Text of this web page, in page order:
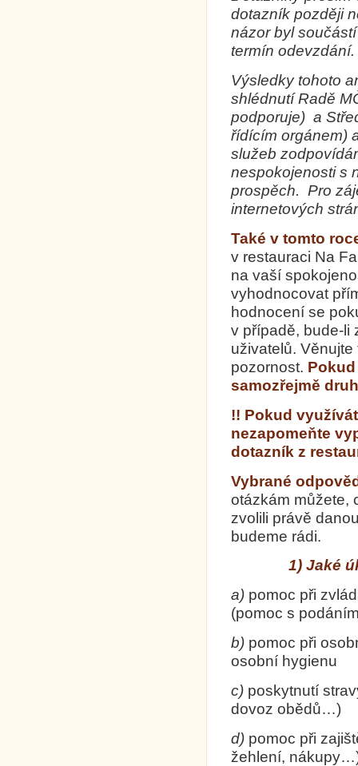
dotazník později
názor byl
termín odevzdání.
Výsledky tohoto
shlédnutí Radě
podporuje) a
řídícím orgánem)
služeb
nespokojenosti s
prospěch. Pro
internetových
Také v tomto
v restauraci Na
na vaší
vyhodnocovat
hodnocení se
v případě, bude-li
uživatelů.
pozornost.
samozřejmě
!! Pokud
nezapomeňte
dotazník z
Vybrané
otázkám můžete,
zvolili právě
budeme rádi.
1) Jaké
a) pomoc při
(pomoc s
b) pomoc při
osobní
c) poskytnutí
dovoz
d) pomoc při
žehlení,